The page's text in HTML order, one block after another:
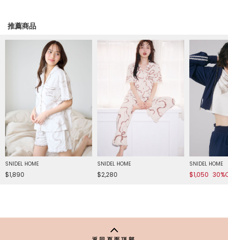
推薦商品
SNIDEL HOME
$1,890
SNIDEL HOME
$2,280
SNIDEL HOME
$1,050